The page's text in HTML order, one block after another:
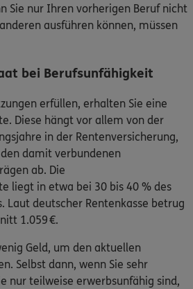
Sie nur Ihren vorherigen Beruf nicht
ausführen können, müssen
bei Berufsunfähigkeit
erfüllen, erhalten Sie eine
Diese hängt vor allem von der
in der Rentenversicherung,
damit verbundenen
ab. Die
liegt in etwa bei 30 bis 40 % des
Laut deutscher Rentenkasse betrug
1.059 €.
Geld, um den aktuellen
Selbst dann, wenn Sie sehr
nur teilweise erwerbsunfähig sind,